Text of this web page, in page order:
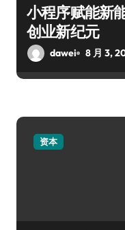
小程序赋能新
创业新纪元
dawei 8 月 3,
资本